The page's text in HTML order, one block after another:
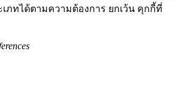
ภทได้ตามความต้องการ ยกเว้น คุกกี้ที่